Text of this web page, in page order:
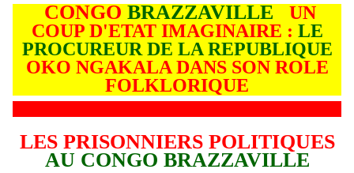
CONGO BRAZZAVILLE
UN
COUP D'ETAT IMAGINAIRE : LE
PROCUREUR DE LA REPUBLIQUE
OKO NGAKALA DANS SON ROLE
FOLKLORIQUE
LES PRISONNIERS POLITIQUES
AU CONGO BRAZZAVILLE